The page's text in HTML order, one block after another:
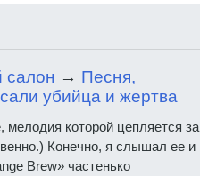
салон → Песня,
убийца и жертва
мелодия которой цепляется за
Конечно, я слышал ее и
Brew» частенько